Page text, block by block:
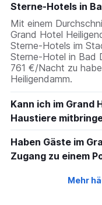
Sterne-Hotels in
Mit einem
Grand Hotel
Sterne-Hotels im
Sterne-Hotel in Bad
761 €/Nacht zu
Heiligendamm.
Kann ich im Grand
Haustiere
Haben Gäste im
Zugang zu einem
Mehr